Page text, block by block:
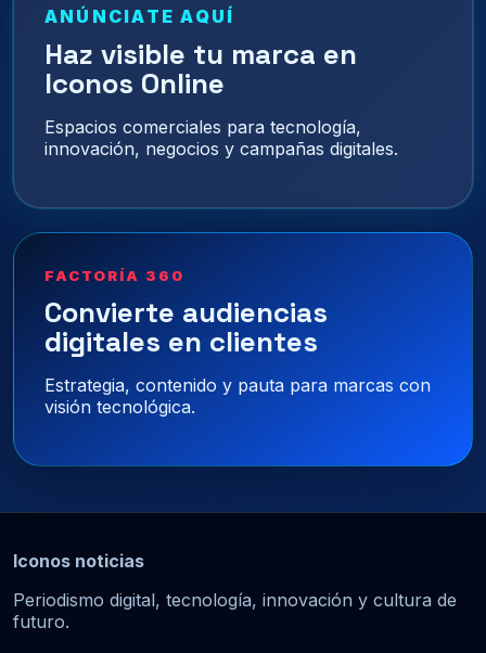
ANÚNCIATE AQUÍ
Haz visible tu marca en
Iconos Online
Espacios comerciales para tecnología,
innovación, negocios y campañas digitales.
FACTORÍA 360
Convierte audiencias
digitales en clientes
Estrategia, contenido y pauta para marcas con
visión tecnológica.
Iconos noticias
Periodismo digital, tecnología, innovación y cultura de
futuro.